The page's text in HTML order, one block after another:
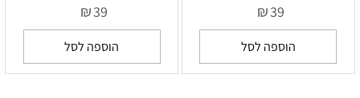
₪39
הוספה לסל
₪39
הוספה לסל